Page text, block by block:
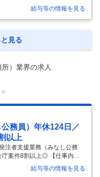
は、水処理プラント（浄水
ど）の建設（EPC）・メンテ
【具体的な業務内容】 ・計画
書の元となる社内原価の積算
・受注済み案件の契約変更
給与等の情報を見る
見る
）業界の求人
務員）年休124日／
以上
注者支援業務（みなし公務
案件8割以上◎ 【仕事内
員）◎年休124日／完全土日
事内容】 【創業以来45期以
給与等の情報を見る